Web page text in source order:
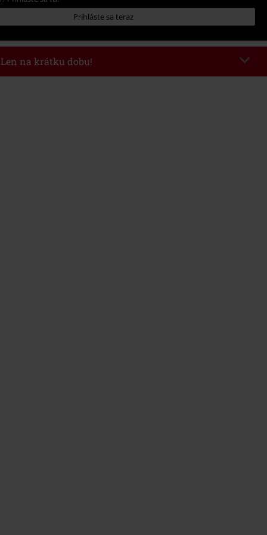
Prihláste sa teraz
Len na krátku dobu!